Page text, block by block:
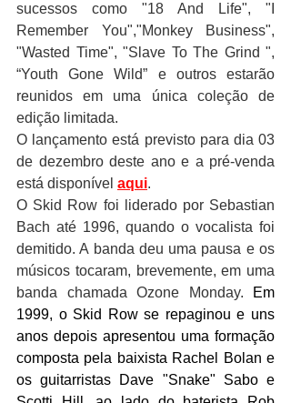
sucessos como "18 And Life", "I
Remember You","Monkey Business",
"Wasted Time", "Slave To The Grind ",
“Youth Gone Wild” e outros estarão
reunidos em uma única coleção de
edição limitada.
O lançamento está previsto para dia 03
de dezembro deste ano e a pré-venda
está disponível aqui.
O Skid Row foi liderado por Sebastian
Bach até 1996, quando o vocalista foi
demitido. A banda deu uma pausa e os
músicos tocaram, brevemente, em uma
banda chamada Ozone Monday.
Em
1999, o Skid Row se repaginou e uns
anos depois apresentou uma formação
composta pela baixista Rachel Bolan e
os guitarristas Dave "Snake" Sabo e